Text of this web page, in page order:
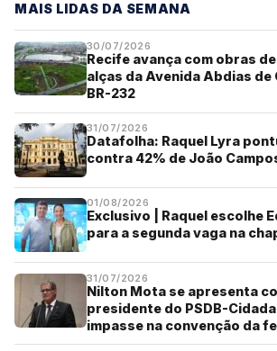
MAIS LIDAS DA SEMANA
30/07/2026
Recife avança com obras
alças da Avenida Abdias de
BR-232
31/07/2026
Datafolha: Raquel Lyra
contra 42% de João
01/08/2026
Exclusivo | Raquel escolhe
para a segunda vaga na
31/07/2026
Nilton Mota se apresenta
presidente do PSDB-
impasse na convenção da